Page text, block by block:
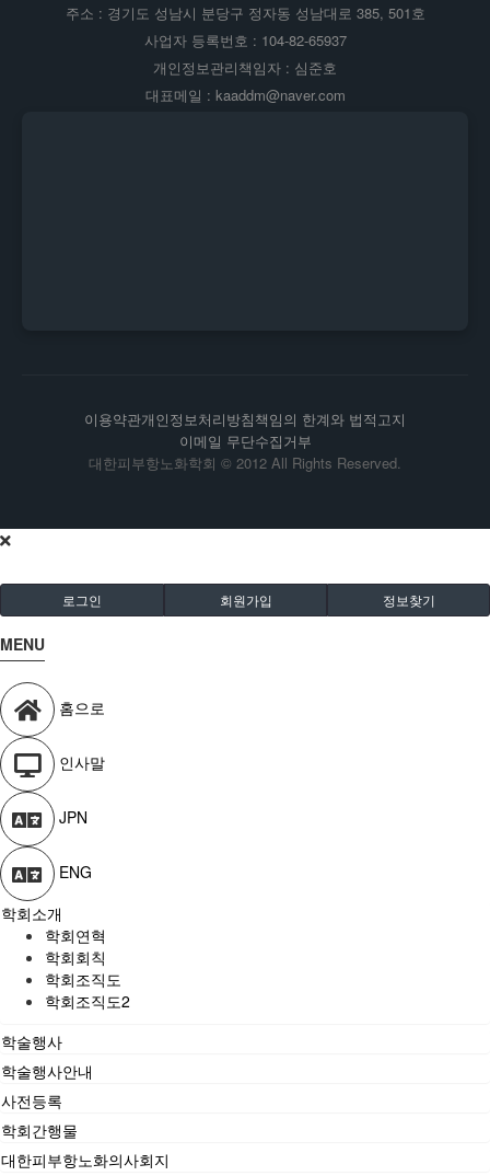
주소 : 경기도 성남시 분당구 정자동 성남대로 385, 501호
사업자 등록번호 : 104-82-65937
개인정보관리책임자 : 심준호
대표메일 : kaaddm@naver.com
대한피부항노화학회 © 2012 All Rights Reserved.
이용약관개인정보처리방침책임의 한계와 법적고지
이메일 무단수집거부
로그인 회원가입 정보찾기
MENU
홈으로
인사말
JPN
ENG
학회소개
학회연혁
학회회칙
학회조직도
학회조직도2
학술행사
학술행사안내
사전등록
학회간행물
대한피부항노화의사회지